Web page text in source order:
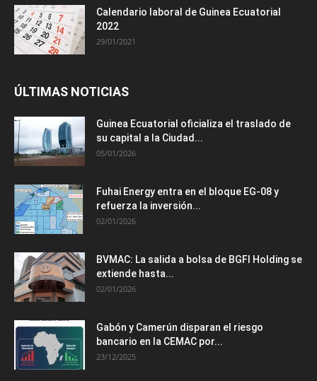
Calendario laboral de Guinea Ecuatorial
2022
29/01/2021
ÚLTIMAS NOTICIAS
Guinea Ecuatorial oficializa el traslado de
su capital a la Ciudad...
05/01/2026
Fuhai Energy entra en el bloque EG-08 y
refuerza la inversión...
02/01/2026
BVMAC: La salida a bolsa de BGFI Holding se
extiende hasta...
02/01/2026
Gabón y Camerún disparan el riesgo
bancario en la CEMAC por...
23/12/2025